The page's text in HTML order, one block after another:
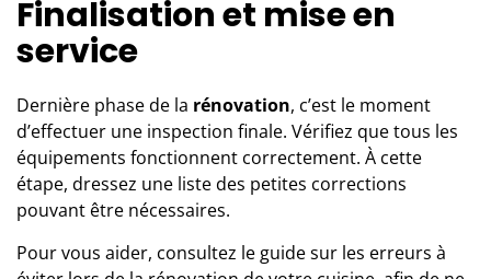
Finalisation et mise en
service
Dernière phase de la rénovation, c’est le moment
d’effectuer une inspection finale. Vérifiez que tous les
équipements fonctionnent correctement. À cette
étape, dressez une liste des petites corrections
pouvant être nécessaires.
Pour vous aider, consultez le guide sur les erreurs à